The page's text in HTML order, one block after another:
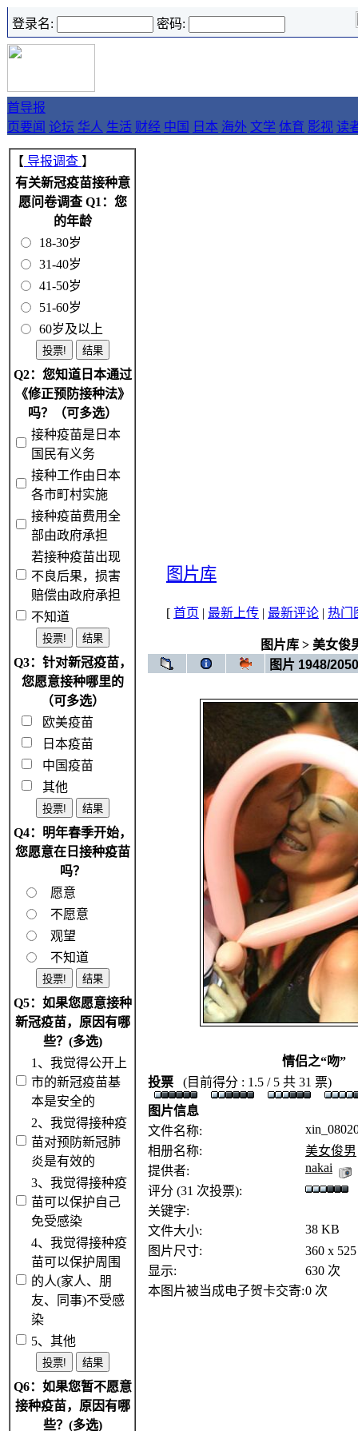
登录名: 密码:
首
页
导报
要闻 论坛 华人 生活 财经 中国 日本 海外 文学 体育 影视 读
【 导报调查 】
有关新冠疫苗接种意
愿问卷调查 Q1：您
的年龄
18-30岁
31-40岁
41-50岁
51-60岁
60岁及以上
Q2：您知道日本通过
《修正预防接种法》
吗？（可多选）
接种疫苗是日本
国民有义务
接种工作由日本
各市町村实施
接种疫苗费用全
部由政府承担
若接种疫苗出现
不良后果，损害
赔偿由政府承担
不知道
Q3：针对新冠疫苗，
您愿意接种哪里的
（可多选）
欧美疫苗
日本疫苗
中国疫苗
其他
Q4：明年春季开始，
您愿意在日接种疫苗
吗？
愿意
不愿意
观望
不知道
Q5：如果您愿意接种
新冠疫苗，原因有哪
些？(多选)
1、我觉得公开上
市的新冠疫苗基
本是安全的
2、我觉得接种疫
苗对预防新冠肺
炎是有效的
3、我觉得接种疫
苗可以保护自己
免受感染
4、我觉得接种疫
苗可以保护周围
的人(家人、朋
友、同事)不受感
染
5、其他
Q6：如果您暂不愿意
接种疫苗，原因有哪
些？(多选)
图片库
[ 首页 | 最新上传 | 最新评论 | 热门
图片库 > 美女俊
图片 1948/2050
情侣之“吻”
投票
(目前得分 : 1.5 / 5 共 31 票)
图片信息
文件名称:
相册名称:
美女俊男
提供者:
nakai
评分 (31 次投票):
关键字:
文件大小:
38 KB
图片尺寸:
360 x
显示:
630 次
本图片被当成电子贺卡交寄:0 次